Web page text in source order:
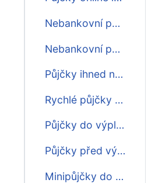
Nebankovní půjčky ihned do výplaty
Nebankovní půjčky do výplaty
Půjčky ihned na účet do výplaty
Rychlé půjčky do výplaty
Půjčky do výplaty o víkendu
Půjčky před výplatou
Minipůjčky do výplaty